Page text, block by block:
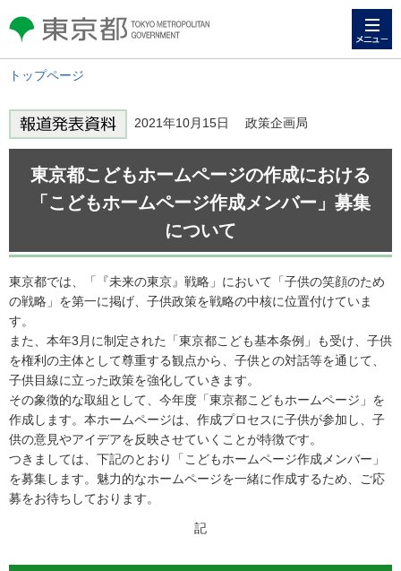
東京都 TOKYO METROPOLITAN
GOVERNMENT
トップページ
2021年10月15日 政策企画局
東京都こどもホームページの作成における
「こどもホームページ作成メンバー」募集
について
東京都では、「『未来の東京』戦略」において「子供の笑顔のため
の戦略」を第一に掲げ、子供政策を戦略の中核に位置付けていま
す。
また、本年3月に制定された「東京都こども基本条例」も受け、子供
を権利の主体として尊重する観点から、子供との対話等を通じて、
子供目線に立った政策を強化していきます。
その象徴的な取組として、今年度「東京都こどもホームページ」を
作成します。本ホームページは、作成プロセスに子供が参加し、子
供の意見やアイデアを反映させていくことが特徴です。
つきましては、下記のとおり「こどもホームページ作成メンバー」
を募集します。魅力的なホームページを一緒に作成するため、ご応
募をお待ちしております。
記